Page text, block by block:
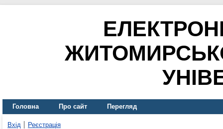
Головна Про сайт Перегляд
Вхід Реєстрація